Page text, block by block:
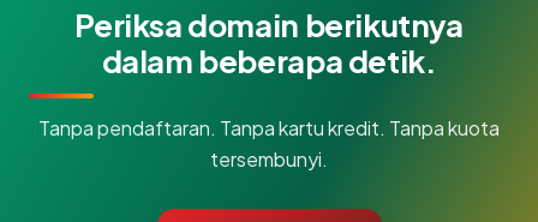
Periksa domain berikutnya
dalam beberapa detik.
Tanpa pendaftaran. Tanpa kartu kredit. Tanpa kuota
tersembunyi.